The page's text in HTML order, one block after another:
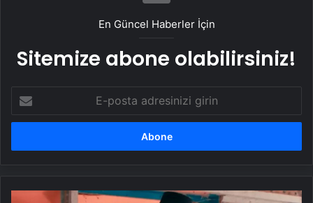
En Güncel Haberler İçin
Sitemize abone olabilirsiniz!
posta
adresinizi